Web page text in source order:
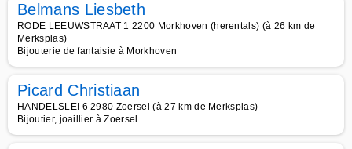
Belmans Liesbeth
RODE LEEUWSTRAAT 1 2200 Morkhoven (herentals) (à 26 km de
Merksplas)
Bijouterie de fantaisie à Morkhoven
Picard Christiaan
HANDELSLEI 6 2980 Zoersel (à 27 km de Merksplas)
Bijoutier, joaillier à Zoersel